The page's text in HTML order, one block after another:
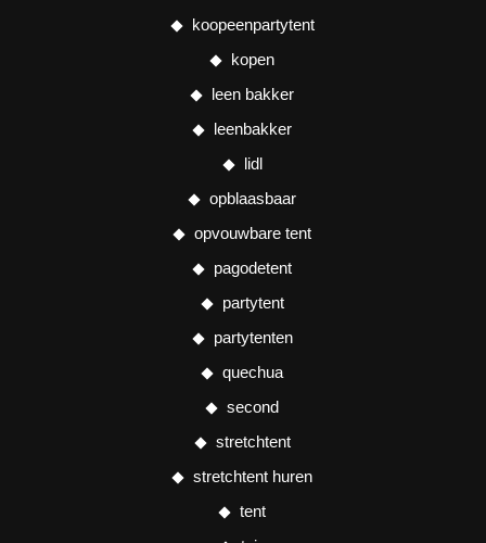
koopeenpartytent
kopen
leen bakker
leenbakker
lidl
opblaasbaar
opvouwbare tent
pagodetent
partytent
partytenten
quechua
second
stretchtent
stretchtent huren
tent